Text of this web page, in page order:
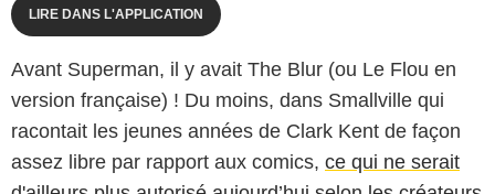
LIRE DANS L'APPLICATION
Avant Superman, il y avait The Blur (ou Le Flou en
version française) ! Du moins, dans Smallville qui
racontait les jeunes années de Clark Kent de façon
assez libre par rapport aux comics, ce qui ne serait